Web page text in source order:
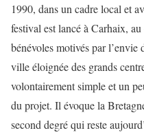
1990, dans un cadre local et
festival est lancé à Carhaix,
bénévoles motivés par l’envie
ville éloignée des grands
volontairement simple et un
du projet. Il évoque la
second degré qui reste